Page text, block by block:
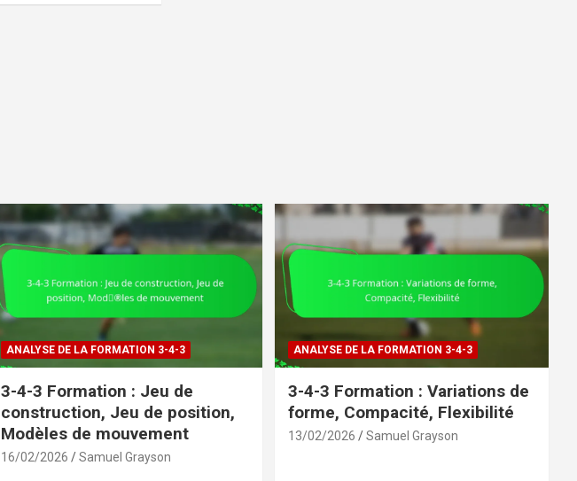
ANALYSE DE LA FORMATION 3-4-3
3-4-3 Formation : Jeu de
construction, Jeu de position,
Modèles de mouvement
16/02/2026 Samuel Grayson
ANALYSE DE LA FORMATION 3-4-3
3-4-3 Formation : Variations de
forme, Compacité, Flexibilité
13/02/2026 Samuel Grayson